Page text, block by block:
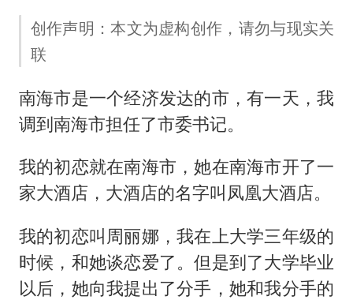
创作声明：本文为虚构创作，请勿与现实关
联
南海市是一个经济发达的市，有一天，我
调到南海市担任了市委书记。
我的初恋就在南海市，她在南海市开了一
家大酒店，大酒店的名字叫凤凰大酒店。
我的初恋叫周丽娜，我在上大学三年级的
时候，和她谈恋爱了。但是到了大学毕业
以后，她向我提出了分手，她和我分手的